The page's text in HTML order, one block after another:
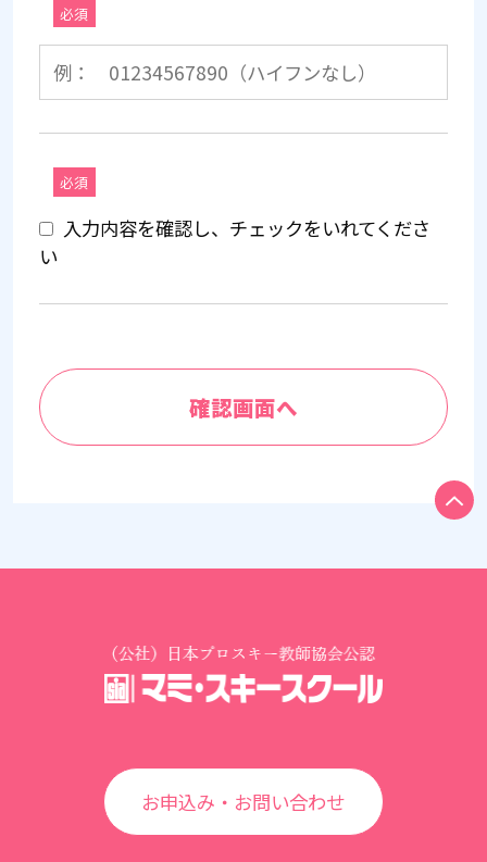
必須
必須
入力内容を確認し、チェックをいれてくださ
い
お申込み・お問い合わせ